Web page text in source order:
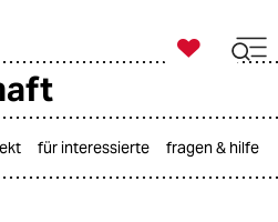
ich

taz zahl ich
für interessierte fragen & hilfe